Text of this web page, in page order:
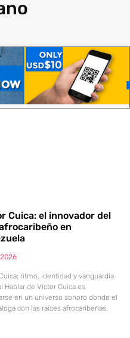
Cuica: el innovador del
en
ritmo, identidad y vanguardia
Hablar de Víctor Cuica es
en un universo sonoro donde el
con las raíces afrocaribeñas,